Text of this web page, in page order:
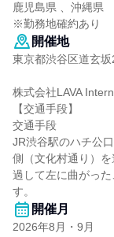
鹿児島県 、沖縄県
※勤務地確約あり
開催地
東京都渋谷区道玄
株式会社LAVA
【交通手段】
交通手段
JR渋谷駅のハチ公
側（文化村通り）
過して左に曲がっ
す。
開催月
2026年8月・9月